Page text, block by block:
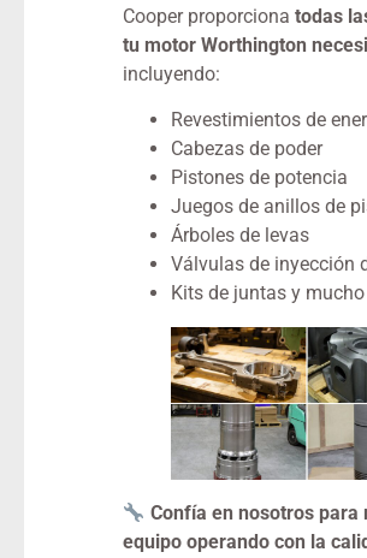
Cooper proporcionatodas
tu motor Worthington
incluyendo:
Revestimientos de
Cabezas de poder
Pistones de potencia
Juegos de anillos de
Árboles de levas
Válvulas de inyección
Kits de juntas y
Confía en nosotros para
equipo operando con la